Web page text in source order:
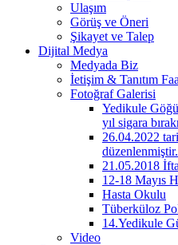
Ulaşım
Görüş ve Öneri
Şikayet ve Talep
Dijital Medya
Medyada Biz
İetişim & Tanıtım
Fotoğraf Galerisi
Yedikule
yıl sigara
26.04.2022
düzenlenmiştir.
21.05.2018
12-18 Mayıs
Hasta Okulu
Tüberküloz
14.Yedikule
Video